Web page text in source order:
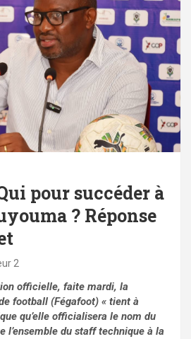
pour succéder à
? Réponse
2
officielle, faite mardi, la
football (Fégafoot) « tient à
qu’elle officialisera le nom du
l’ensemble du staff technique à la